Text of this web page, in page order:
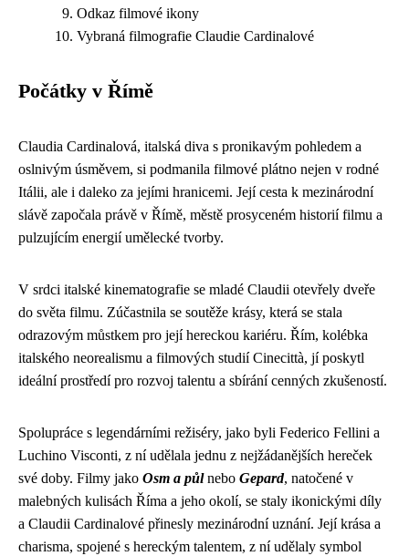
Odkaz filmové ikony
Vybraná filmografie Claudie Cardinalové
Počátky v Římě
Claudia Cardinalová, italská diva s pronikavým pohledem a
oslnivým úsměvem, si podmanila filmové plátno nejen v rodné
Itálii, ale i daleko za jejími hranicemi. Její cesta k mezinárodní
slávě započala právě v Římě, městě prosyceném historií filmu a
pulzujícím energií umělecké tvorby.
V srdci italské kinematografie se mladé Claudii otevřely dveře
do světa filmu. Zúčastnila se soutěže krásy, která se stala
odrazovým můstkem pro její hereckou kariéru. Řím, kolébka
italského neorealismu a filmových studií Cinecittà, jí poskytl
ideální prostředí pro rozvoj talentu a sbírání cenných zkušeností.
Spolupráce s legendárními režiséry, jako byli Federico Fellini a
Luchino Visconti, z ní udělala jednu z nejžádanějších hereček
své doby. Filmy jako Osm a půlnebo Gepard, natočené v
malebných kulisách Říma a jeho okolí, se staly ikonickými díly
a Claudii Cardinalové přinesly mezinárodní uznání. Její krása a
charisma, spojené s hereckým talentem, z ní udělaly symbol